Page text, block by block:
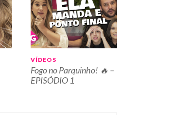
VÍDEOS
Fogo no Parquinho! 🔥 –
EPISÓDIO 1